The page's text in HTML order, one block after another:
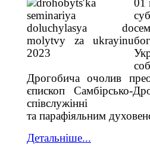
01
Дрогобича очолив
єпископ Самбірсько-
та парафіяльним
Детальніше...